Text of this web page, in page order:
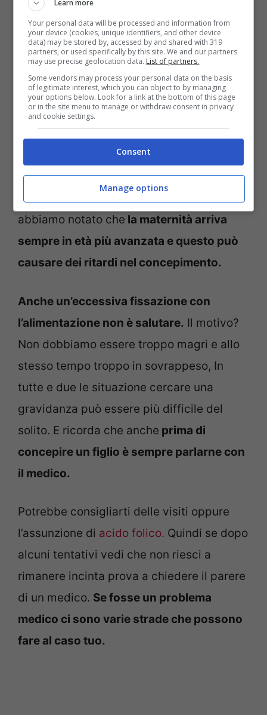
Farine e cereali raffinati
Caffeina
Crackers, merendine e biscotti
Insaccati
Alcolici e superalcolici
Questi, ovviamente sono solo dei consigli
che possono aiutarci se non riusciamo ad
avere un figlio ma i motivi possono essere
anche molti altri. Con il passare degli anni
abbiamo notato che la maternità arriva
sempre in età più avanzata e questo può
causare dei ritardi nel concepimento.
Anche un’eccessiva fissazione con
l’alimentazione non è salutare. Il motivo?
Non dobbiamo essere troppo magri e allo
stesso tempo troppo in sovrappeso, In
tutte e due le situazione cercare una
gravidanza può essere più difficile del
solito. E ricorda che anche prima di
concepire un figlio è sempre parlarne con
il medico.
Potrebbe consigliarti delle visiti oppure
l’assunzione di acido folico. Quindi se dopo
alcuni tentativi vedi che non riesci a
rimanere incinta prova a chiedere il parere
di un medico. Se fosse un problema
medico ci sono varie strade che possono
fare al caso tuo.
Learn more
Your personal data will be processed and information from
your device (cookies, unique identifiers, and other device
data) may be stored by, accessed by and shared with 319
partners, or used specifically by this site. We and our partners
may use precise geolocation data. List of partners.
Some vendors may process your personal data on the basis
of legitimate interest, which you can object to by managing
your options below. Look for a link at the bottom of this page
or in the site menu to manage or withdraw consent in privacy
and cookie settings.
Consent
Manage options